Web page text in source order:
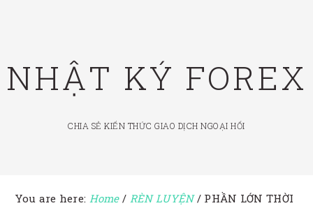
navigation
content
NHẬT KÝ FOREX
CHIA SẺ KIẾN THỨC GIAO DỊCH NGOẠI HỐI
You are here: Home / RÈN LUYỆN / PHẦN LỚN THỜI